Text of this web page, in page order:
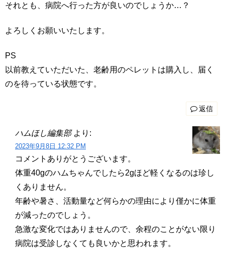
それとも、病院へ行った方が良いのでしょうか…？
よろしくお願いいたします。
PS
以前教えていただいた、老齢用のペレットは購入し、届く
のを待っている状態です。
返信
ハムほし編集部 より:
2023年9月8日 12:32 PM
コメントありがとうございます。
体重40gのハムちゃんでしたら2gほど軽くなるのは珍し
くありません。
年齢や暑さ、活動量など何らかの理由により僅かに体重
が減ったのでしょう。
急激な変化ではありませんので、余程のことがない限り
病院は受診しなくても良いかと思われます。